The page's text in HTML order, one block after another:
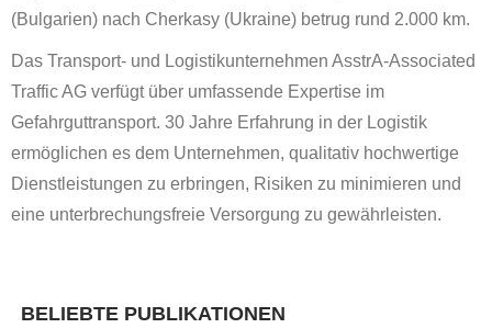
(Bulgarien) nach Cherkasy (Ukraine) betrug rund 2.000 km.
Das Transport- und Logistikunternehmen AsstrA-Associated
Traffic AG verfügt über umfassende Expertise im
Gefahrguttransport. 30 Jahre Erfahrung in der Logistik
ermöglichen es dem Unternehmen, qualitativ hochwertige
Dienstleistungen zu erbringen, Risiken zu minimieren und
eine unterbrechungsfreie Versorgung zu gewährleisten.
BELIEBTE PUBLIKATIONEN